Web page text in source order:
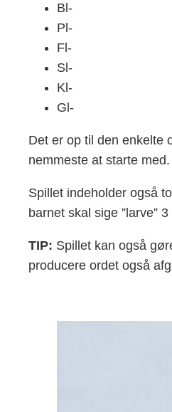
Bl-
Pl-
Fl-
Sl-
Kl-
Gl-
Det er op til den enkelte
nemmeste at starte
Spillet indeholder også
barnet skal sige ”larve”
TIP: Spillet kan også
producere ordet også